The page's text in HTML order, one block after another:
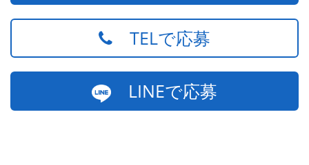
TELで応募
LINEで応募